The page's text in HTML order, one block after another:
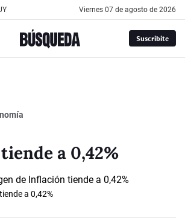
viernes 07 de agosto de 2026
Suscribite
a 0,42%
a 0,42%